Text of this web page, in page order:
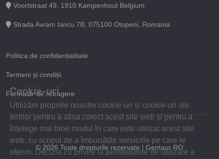
Voortstraat 49, 1910 Kampenhout Belgium
Strada Avram Iancu 7B, 075100 Otopeni, Romania
Politica de confidențialitate
Termeni și condiții
Formular de retragere
© 2026 Toate drepturile rezervate | Gentaur RO
Cookie-uri
Utilizăm propriile noastre cookie-uri și cookie-uri ale
terților pentru a afișa corect acest site web și pentru a
înțelege mai bine modul în care este utilizat acest site
web, cu scopul de a îmbunătăți serviciile pe care le
oferim. Decizia cu privire la permisiunile de utilizare a